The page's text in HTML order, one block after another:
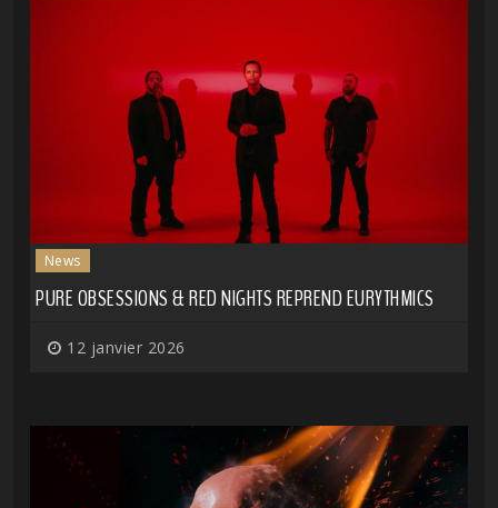
News
PURE OBSESSIONS & RED NIGHTS REPREND EURYTHMICS
12 janvier 2026